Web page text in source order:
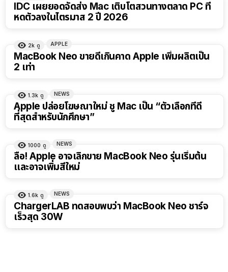
IDC เผยยอดจัดส่ง Mac เติบโตสวนทางตลาด PC ที่
หดตัวลงในไตรมาส 2 ปี 2026
2k ดู APPLE
MacBook Neo ขายดีเกินคาด Apple เพิ่มผลิตเป็น
2 เท่า
1.3k ดู NEWS
Apple ปล่อยโฆษณาใหม่ ชู Mac เป็น “ตัวเลือกที่ดี
ที่สุดสำหรับนักศึกษา”
1000 ดู NEWS
ลือ! Apple อาจเลิกขาย MacBook Neo รุ่นเริ่มต้น
และอาจเพิ่มสีใหม่
1.6k ดู NEWS
ChargerLAB ทดสอบพบว่า MacBook Neo ชาร์จ
เร็วสุด 30W